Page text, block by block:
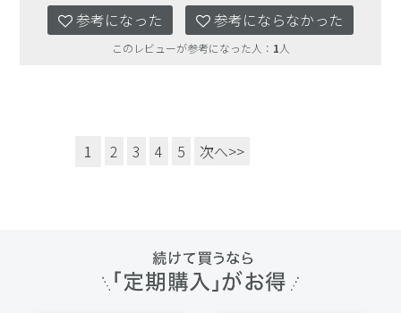
参考になった 参考にならなかった
このレビューが参考になった人： 1人
1 2 3 4 5 次へ>>